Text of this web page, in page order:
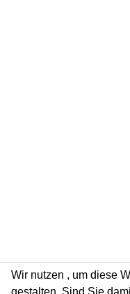
Wir nutzen , um diese
gestalten. Sind Sie